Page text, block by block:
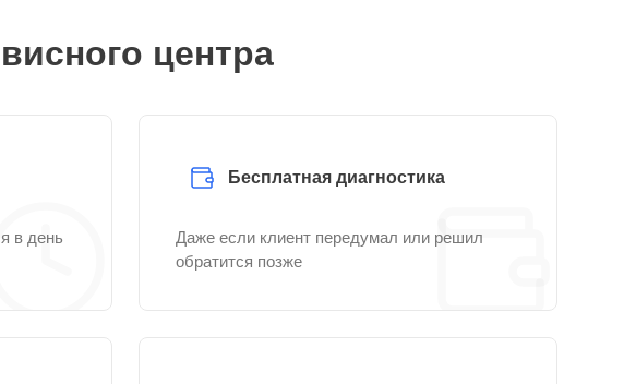
центра
в день
Бесплатная диагностика
Даже если клиент передумал или решил
обратится позже